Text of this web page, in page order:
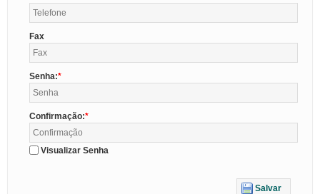
Fax
Senha:
Confirmação:
Visualizar Senha
Salvar